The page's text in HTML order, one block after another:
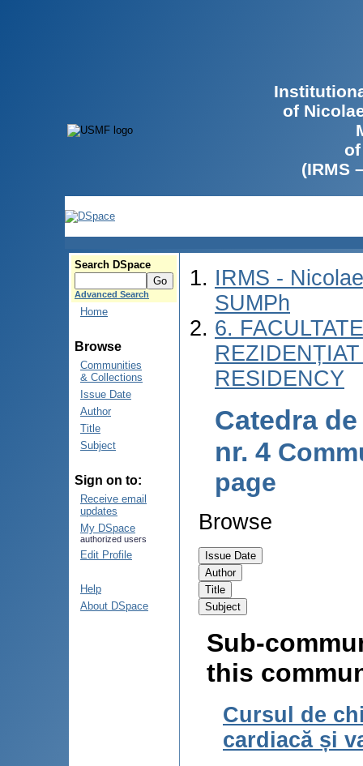
of
(IRMS
Search DSpace
Advanced Search
Home
Browse
Communities
& Collections
Issue Date
Author
Title
Subject
Sign on to:
Receive email
updates
My DSpace
authorized users
Edit Profile
Help
About DSpace
IRMS -
SUMPh
6.
RESIDENCY
Catedra
nr. 4
page
Browse
Sub-
this
Cursul de
cardiacă și